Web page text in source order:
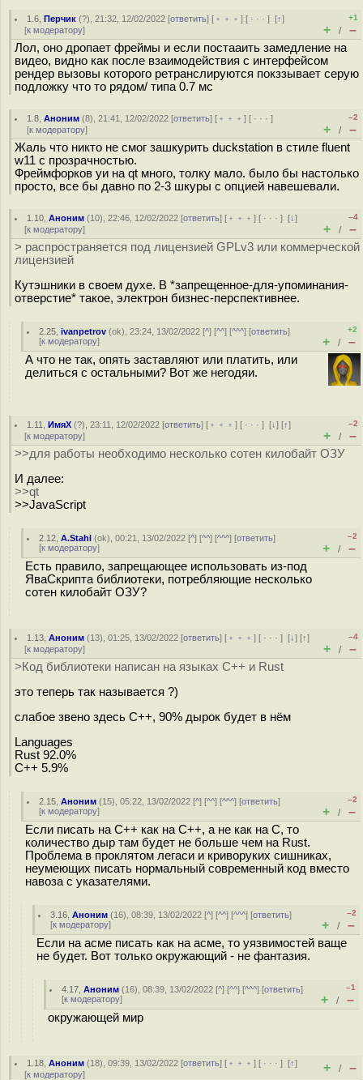
1.6 ,Перчик (?), 21:32, 12/02/2022 [ответить] [ ﹢﹢﹢] [ · · ·][↑]
[к модератору]
+1
+ / –
Лол, оно дропает фреймы и если постааить замедление на
видео, видно как после взаимодействия с интерфейсом
рендер вызовы которого ретранслируются покззывает серую
подложку что то рядом/ типа 0.7 мс
1.8 ,Аноним (8), 21:41, 12/02/2022 [ответить] [ ﹢﹢﹢] [ · · ·]
[к модератору]
–2
+ / –
Жаль что никто не смог зашкурить duckstation в стиле fluent
w11 с прозрачностью.
Фреймфорков уи на qt много, толку мало. было бы настолько
просто, все бы давно по 2-3 шкуры с опцией навешевали.
1.10 ,Аноним (10), 22:46, 12/02/2022 [ответить] [ ﹢﹢﹢] [ · · ·][↓]
[к модератору]
–4
+ / –
> распространяется под лицензией GPLv3 или коммерческой
лицензией
Кутэшники в своем духе. В *запрещенное-для-упоминания-
отверстие* такое, электрон бизнес-перспективнее.
2.25 ,ivanpetrov (ok), 23:24, 13/02/2022 [^] [^^] [^^^] [ответить]
[к модератору]
+2
+ / –
А что не так, опять заставляют или платить, или
делиться с остальными? Вот же негодяи.
1.11 ,ИмяХ (?), 23:11, 12/02/2022 [ответить] [ ﹢﹢﹢] [ · · ·][↓] [↑]
[к модератору]
–2
+ / –
>>для работы необходимо несколько сотен килобайт ОЗУ
И далее:
>>qt
>>JavaScript
2.12 ,A.Stahl (ok), 00:21, 13/02/2022 [^] [^^] [^^^] [ответить]
[к модератору]
–2
+ / –
Есть правило, запрещающее использовать из-под
ЯваСкрипта библиотеки, потребляющие несколько
сотен килобайт ОЗУ?
1.13 ,Аноним (13), 01:25, 13/02/2022 [ответить] [ ﹢﹢﹢] [ · · ·][↓] [↑]
[к модератору]
–4
+ / –
>Код библиотеки написан на языках С++ и Rust
это теперь так называется ?)
слабое звено здесь С++, 90% дырок будет в нём
Languages
Rust 92.0%
C++ 5.9%
2.15 ,Аноним (15), 05:22, 13/02/2022 [^] [^^] [^^^] [ответить]
[к модератору]
–2
+ / –
Если писать на C++ как на C++, а не как на C, то
количество дыр там будет не больше чем на Rust.
Проблема в проклятом легаси и криворуких сишниках,
неумеющих писать нормальный современный код вместо
навоза с указателями.
3.16 ,Аноним (16), 08:39, 13/02/2022 [^] [^^] [^^^] [ответить]
[к модератору]
–2
+ / –
Если на асме писать как на асме, то уязвимостей ваще
не будет. Вот только окружающий - не фантазия.
4.17 ,Аноним (16), 08:39, 13/02/2022 [^] [^^] [^^^] [ответить]
[к модератору]
–1
+ / –
окружающей мир
1.18 ,Аноним (18), 09:39, 13/02/2022 [ответить] [ ﹢﹢﹢] [ · · ·][↑]
[к модератору] + / –